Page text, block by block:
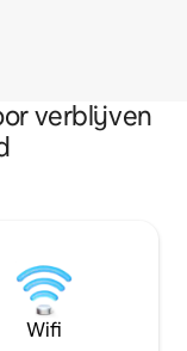
verblijven
Wifi